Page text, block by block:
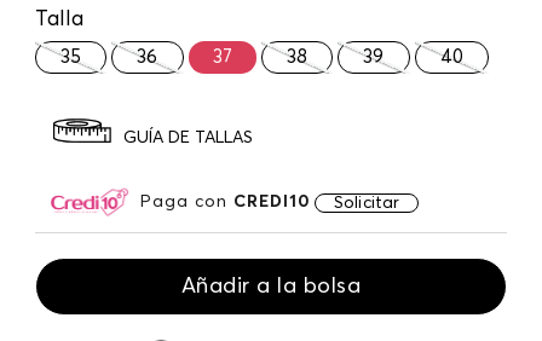
Talla
35 36 37 38 39 40
GUÍA DE TALLAS
Paga con CREDI10 Solicitar
Añadir a la bolsa